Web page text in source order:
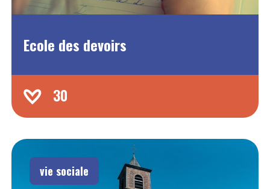
Ecole des devoirs
30
vie sociale